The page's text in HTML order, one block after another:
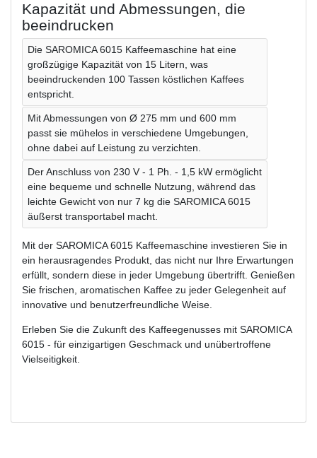
Kapazität und Abmessungen, die
beeindrucken
Die SAROMICA 6015 Kaffeemaschine hat eine
großzügige Kapazität von 15 Litern, was
beeindruckenden 100 Tassen köstlichen Kaffees
entspricht.
Mit Abmessungen von Ø 275 mm und 600 mm
passt sie mühelos in verschiedene Umgebungen,
ohne dabei auf Leistung zu verzichten.
Der Anschluss von 230 V - 1 Ph. - 1,5 kW ermöglicht
eine bequeme und schnelle Nutzung, während das
leichte Gewicht von nur 7 kg die SAROMICA 6015
äußerst transportabel macht.
Mit der SAROMICA 6015 Kaffeemaschine investieren Sie in
ein herausragendes Produkt, das nicht nur Ihre Erwartungen
erfüllt, sondern diese in jeder Umgebung übertrifft. Genießen
Sie frischen, aromatischen Kaffee zu jeder Gelegenheit auf
innovative und benutzerfreundliche Weise.
Erleben Sie die Zukunft des Kaffeegenusses mit SAROMICA
6015 - für einzigartigen Geschmack und unübertroffene
Vielseitigkeit.